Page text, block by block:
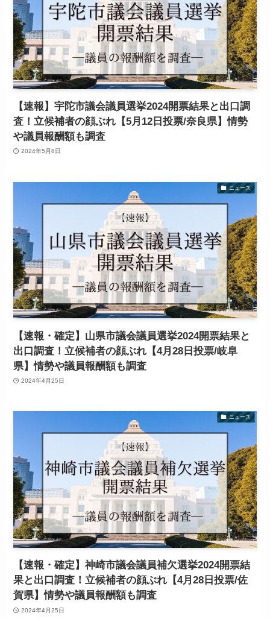
【速報】宇陀市議会議員選挙2024開票結果と出口調
査！立候補者の顔ぶれ【5月12日投票/奈良県】情勢
や議員報酬額も調査
2024年5月8日
ニュース
【速報・確定】山県市議会議員選挙2024開票結果と
出口調査！立候補者の顔ぶれ【4月28日投票/岐阜
県】情勢や議員報酬額も調査
2024年4月25日
ニュース
【速報・確定】神崎市議会議員補欠選挙2024開票結
果と出口調査！立候補者の顔ぶれ【4月28日投票/佐
賀県】情勢や議員報酬額も調査
2024年4月25日